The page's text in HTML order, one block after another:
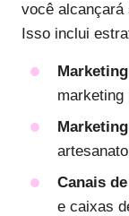
você alcançará
Isso inclui
marketing
Canais
e caixas